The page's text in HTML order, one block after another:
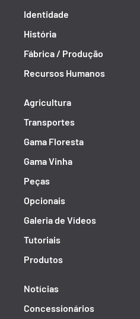
Identidade
História
Fábrica / Produção
Recursos Humanos
Agricultura
Transportes
Gama Floresta
Gama Vinha
Peças
Opcionais
Galeria de Vídeos
Tutoriais
Produtos
Notícias
Concessionários